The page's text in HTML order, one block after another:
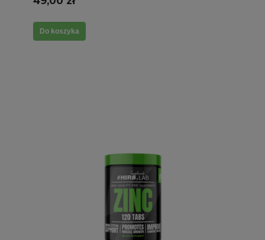
Do koszyka